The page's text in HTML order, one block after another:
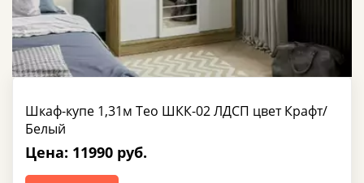
Шкаф-купе 1,31м Тео ШКК-02 ЛДСП цвет Крафт/
Белый
Цена: 11990 руб.